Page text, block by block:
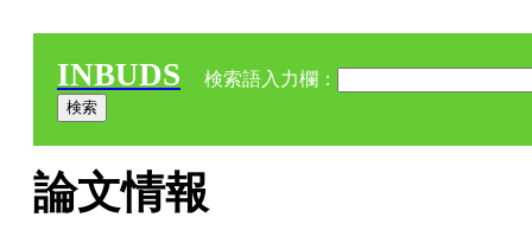
INBUDS 検索語入力欄：
論文情報